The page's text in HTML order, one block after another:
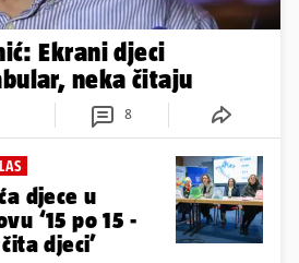
Ekrani djeci
neka čitaju
8
djece u
‘15 po 15 -
djeci’